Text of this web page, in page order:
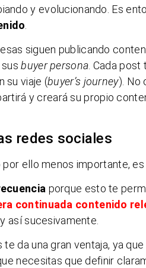
y evolucionando. Es
siguen publicando
susbuyer persona . Cada
su viaje (buyer’s journey). No
y creará su propio
redes sociales
ello menos importante,
porque esto te
continuada contenido
así sucesivamente.
da una gran ventaja, ya
necesitas que definir